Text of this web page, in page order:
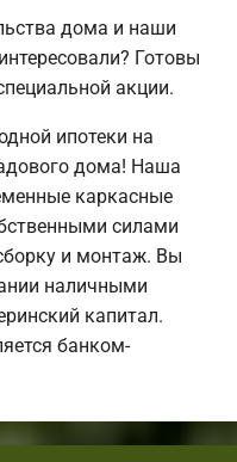
дома и наши
Готовы
акции.
ипотеки на
дома! Наша
каркасные
силами
и монтаж. Вы
наличными
капитал.
банком-